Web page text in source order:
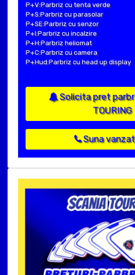
P+V:Parbriz cu tenta verde
P+S:Parbriz cu parasolar
P+SE:Parbriz cu senzor
P+I:Parbriz cu incalzire
P+H:Parbriz heliomat
P+C:Parbriz cu camera
P+Hud:Parbriz cu head up display
Solicita pret
TOURING
Suna